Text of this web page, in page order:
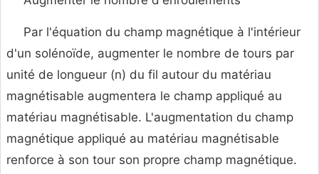
Par l'équation du champ magnétique à l'intérieur
d'un solénoïde, augmenter le nombre de tours par
unité de longueur (n) du fil autour du matériau
magnétisable augmentera le champ appliqué au
matériau magnétisable. L'augmentation du champ
magnétique appliqué au matériau magnétisable
renforce à son tour son propre champ magnétique.